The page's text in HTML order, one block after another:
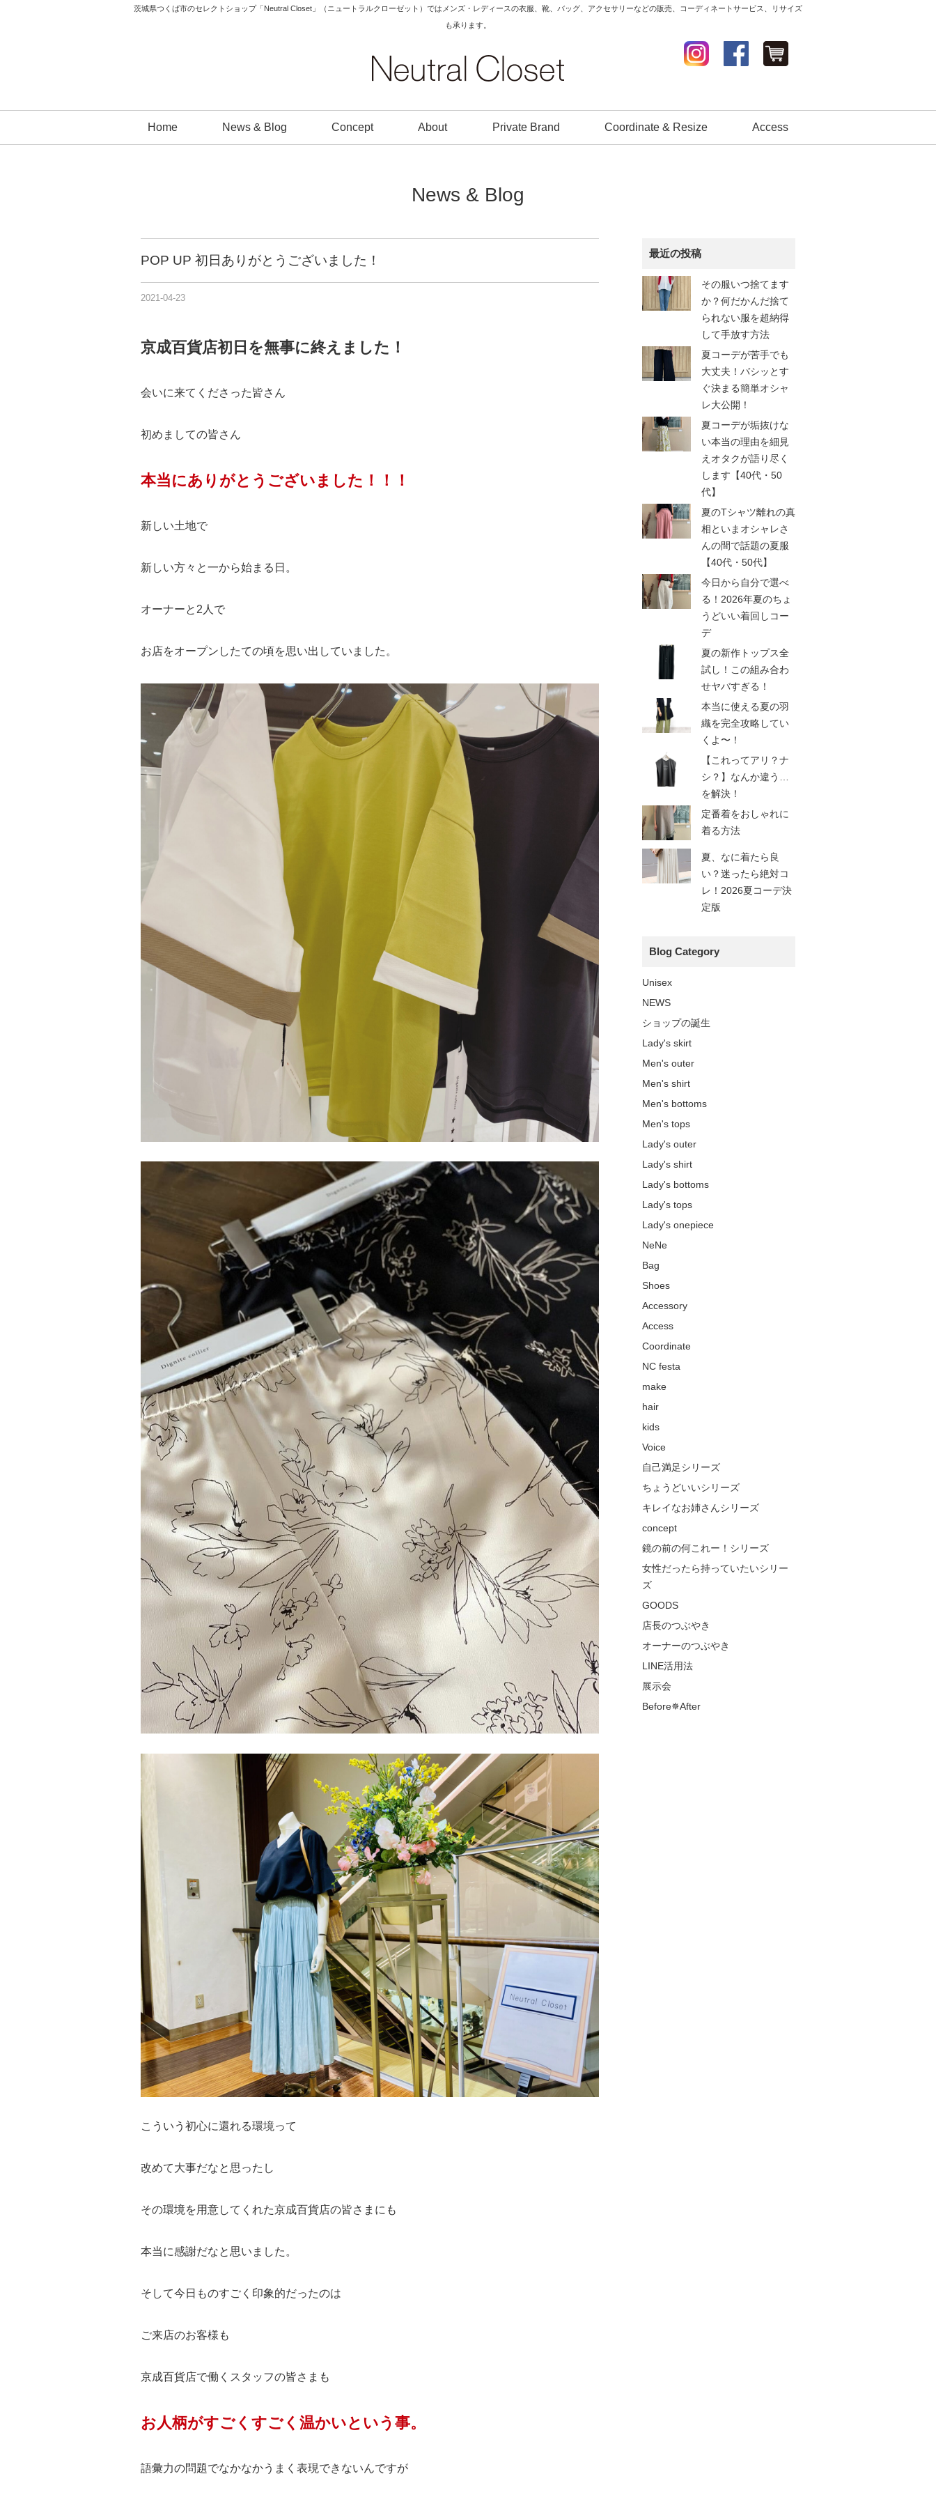
茨城県つくば市のセレクトショップ「Neutral Closet」（ニュートラルクローゼット）ではメンズ・レディースの衣服、靴、バッグ、アクセサリーなどの販売、コーディネートサービス、リサイズ
も承ります。
コ
ン
ッ
Home News & Blog Concept About Private Brand Coordinate & Resize Access
News & Blog
POP UP 初日ありがとうございました！
2021-04-23
京成百貨店初日を無事に終えました！
会いに来てくださった皆さん
初めましての皆さん
本当にありがとうございました！！！
新しい土地で
新しい方々と一から始まる日。
オーナーと2人で
お店をオープンしたての頃を思い出していました。
こういう初心に還れる環境って
改めて大事だなと思ったし
その環境を用意してくれた京成百貨店の皆さまにも
本当に感謝だなと思いました。
そして今日ものすごく印象的だったのは
ご来店のお客様も
京成百貨店で働くスタッフの皆さまも
お人柄がすごくすごく温かいという事。
語彙力の問題でなかなかうまく表現できないんですが
最近の投稿
その服いつ捨てます
か？何だかんだ捨て
られない服を超納得
して手放す方法
夏コーデが苦手でも
大丈夫！バシッとす
ぐ決まる簡単オシャ
レ大公開！
夏コーデが垢抜けな
い本当の理由を細見
えオタクが語り尽く
します【40代・50
代】
夏のTシャツ離れの真
相といまオシャレさ
んの間で話題の夏服
【40代・50代】
今日から自分で選べ
る！2026年夏のちょ
うどいい着回しコー
デ
夏の新作トップス全
試し！この組み合わ
せヤバすぎる！
本当に使える夏の羽
織を完全攻略してい
くよ〜！
【これってアリ？ナ
シ？】なんか違う…
を解決！
定番着をおしゃれに
着る方法
夏、なに着たら良
い？迷ったら絶対コ
レ！2026夏コーデ決
定版
Blog Category
Unisex
NEWS
ショップの誕生
Lady's skirt
Men's outer
Men's shirt
Men's bottoms
Men's tops
Lady's outer
Lady's shirt
Lady's bottoms
Lady's tops
Lady's onepiece
NeNe
Bag
Shoes
Accessory
Access
Coordinate
NC festa
make
hair
kids
Voice
自己満足シリーズ
ちょうどいいシリーズ
キレイなお姉さんシリーズ
concept
鏡の前の何これー！シリーズ
女性だったら持っていたいシリー
ズ
GOODS
店長のつぶやき
オーナーのつぶやき
LINE活用法
展示会
Before✵After